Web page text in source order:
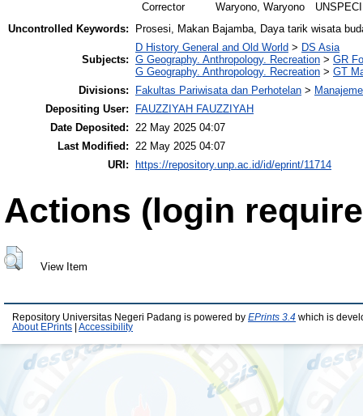
Corrector
Waryono, Waryono
Uncontrolled Keywords:
Prosesi, Makan Bajamba, Daya tarik wisata
Subjects:
D History General and Old World > DS Asia
G Geography. Anthropology. Recreation > GR
G Geography. Anthropology. Recreation > GT
Divisions:
Fakultas Pariwisata dan Perhotelan >
Depositing User:
FAUZZIYAH FAUZZIYAH
Date Deposited: 22 May 2025 04:07
Last Modified: 22 May 2025 04:07
URI:
https://repository.unp.ac.id/id/eprint/11714
Actions (login
View Item
Repository Universitas Negeri Padang is powered by EPrints 3.4 which is
About EPrints
Accessibility